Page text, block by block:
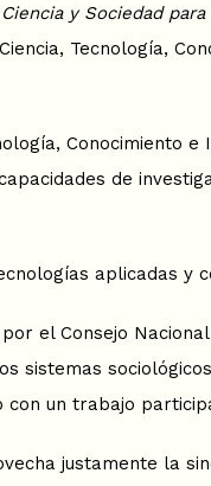
y Sociedad
Tecnología,
Conocimiento e
de
aplicadas y
el Consejo Nacional
sistemas
con un trabajo
justamente la